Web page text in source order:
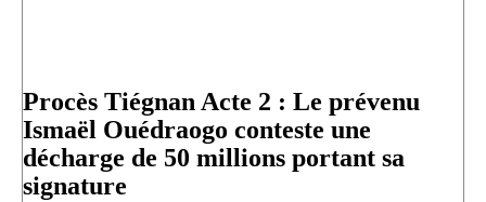
Procès Tiégnan Acte 2 : Le prévenu
Ismaël Ouédraogo conteste une
décharge de 50 millions portant sa
signature